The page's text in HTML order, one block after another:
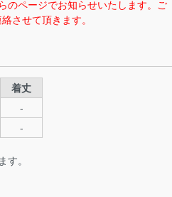
のページでお知らせいたします。ご
させて頂きます。
着丈
-
-
。